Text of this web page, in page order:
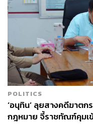
อาหาร เศรษฐกิจ
วิกฤตรัสเซีย vs ยูเ
POLITICS
‘อนุทิน’ ลุยสางคดีฆาต
กฎหมาย จี้ราชทัณฑ์คุมเ